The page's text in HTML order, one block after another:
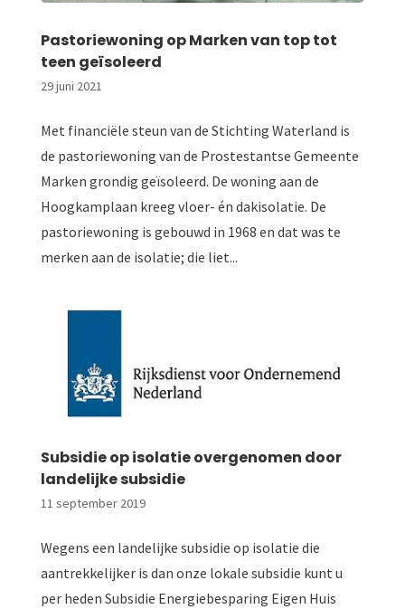
Pastoriewoning op Marken van top tot
teen geïsoleerd
29 juni 2021
Met financiële steun van de Stichting Waterland is
de pastoriewoning van de Prostestantse Gemeente
Marken grondig geïsoleerd. De woning aan de
Hoogkamplaan kreeg vloer- én dakisolatie. De
pastoriewoning is gebouwd in 1968 en dat was te
merken aan de isolatie; die liet...
Subsidie op isolatie overgenomen door
landelijke subsidie
11 september 2019
Wegens een landelijke subsidie op isolatie die
aantrekkelijker is dan onze lokale subsidie kunt u
per heden Subsidie Energiebesparing Eigen Huis